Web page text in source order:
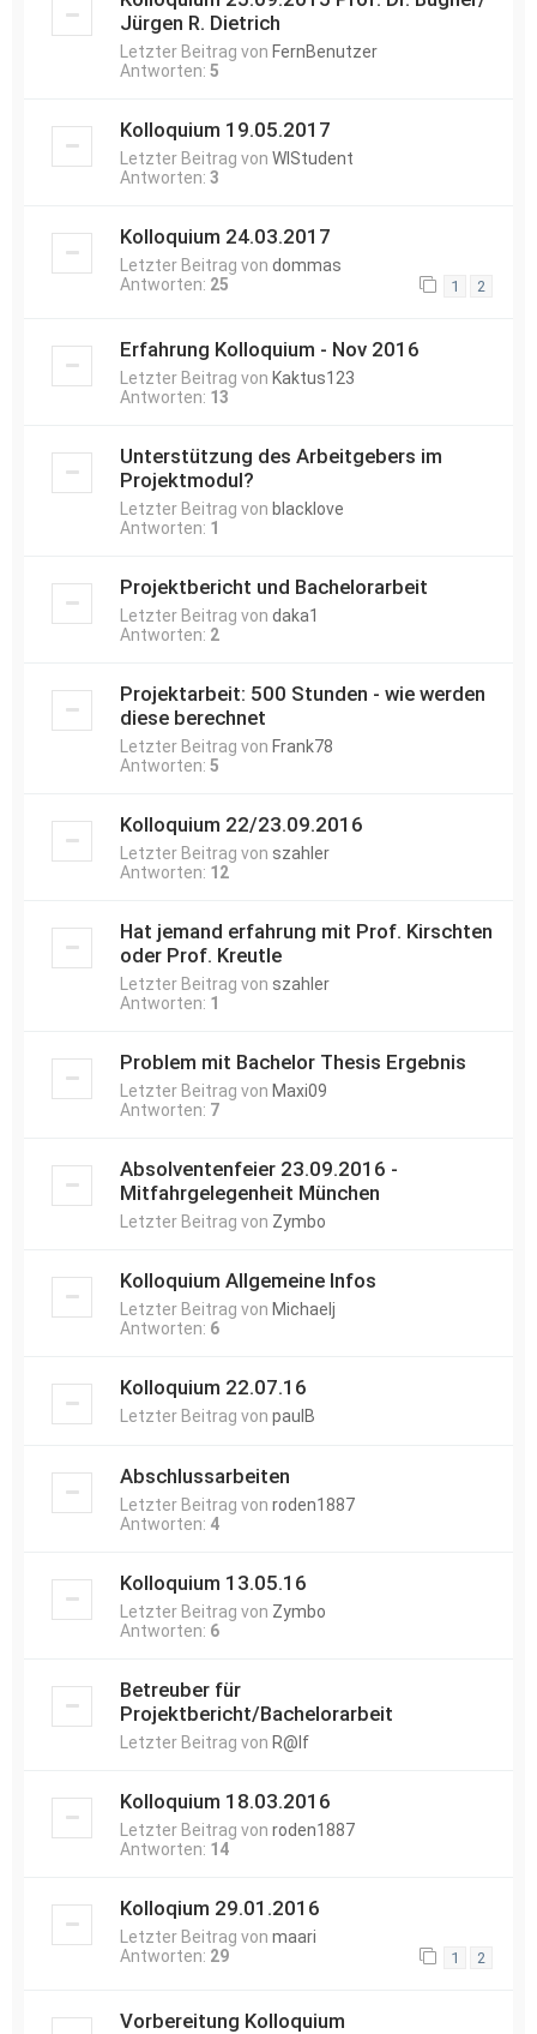
Jürgen R. Dietrich
Letzter Beitrag von FernBenutzer
Antworten: 5
Kolloquium 19.05.2017
Letzter Beitrag von WIStudent
Antworten: 3
Kolloquium 24.03.2017
Letzter Beitrag von dommas
Antworten: 25 1 2
Erfahrung Kolloquium - Nov 2016
Letzter Beitrag von Kaktus123
Antworten: 13
Unterstützung des Arbeitgebers im
Projektmodul?
Letzter Beitrag von blacklove
Antworten: 1
Projektbericht und Bachelorarbeit
Letzter Beitrag von daka1
Antworten: 2
Projektarbeit: 500 Stunden - wie werden
diese berechnet
Letzter Beitrag von Frank78
Antworten: 5
Kolloquium 22/23.09.2016
Letzter Beitrag von szahler
Antworten: 12
Hat jemand erfahrung mit Prof. Kirschten
oder Prof. Kreutle
Letzter Beitrag von szahler
Antworten: 1
Problem mit Bachelor Thesis Ergebnis
Letzter Beitrag von Maxi09
Antworten: 7
Absolventenfeier 23.09.2016 -
Mitfahrgelegenheit München
Letzter Beitrag von Zymbo
Kolloquium Allgemeine Infos
Letzter Beitrag von Michaelj
Antworten: 6
Kolloquium 22.07.16
Letzter Beitrag von paulB
Abschlussarbeiten
Letzter Beitrag von roden1887
Antworten: 4
Kolloquium 13.05.16
Letzter Beitrag von Zymbo
Antworten: 6
Betreuber für
Projektbericht/Bachelorarbeit
Letzter Beitrag von R@lf
Kolloquium 18.03.2016
Letzter Beitrag von roden1887
Antworten: 14
Kolloqium 29.01.2016
Letzter Beitrag von maari
Antworten: 29 1 2
Vorbereitung Kolloquium